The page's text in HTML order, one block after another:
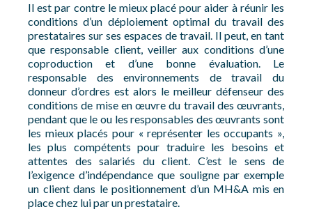
Il est par contre le mieux placé pour aider à réunir les
conditions d’un déploiement optimal du travail des
prestataires sur ses espaces de travail. Il peut, en tant
que responsable client, veiller aux conditions d’une
coproduction et d’une bonne évaluation. Le
responsable des environnements de travail du
donneur d’ordres est alors le meilleur défenseur des
conditions de mise en œuvre du travail des œuvrants,
pendant que le ou les responsables des œuvrants sont
les mieux placés pour « représenter les occupants »,
les plus compétents pour traduire les besoins et
attentes des salariés du client. C’est le sens de
l’exigence d’indépendance que souligne par exemple
un client dans le positionnement d’un MH&A mis en
place chez lui par un prestataire.